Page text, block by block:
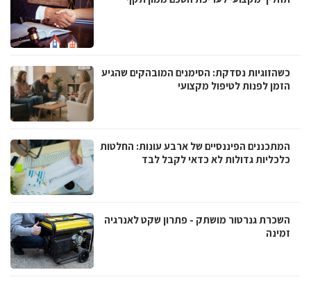
כשהזוגיות נסדקת: הסימנים המובהקים שהגיע
הזמן לפנות לטיפול מקצועי
המתכננים הפיננסיים של ארבע עונות: החלטות
כלכליות גדולות לא כדאי לקבל לבד
השכרת גנרטור מושתק - פתרון שקט לאנרגיה
זמינה